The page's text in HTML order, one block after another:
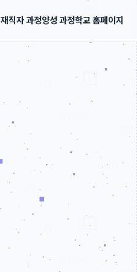
재직자 과정양성 과정학교 홈페이지